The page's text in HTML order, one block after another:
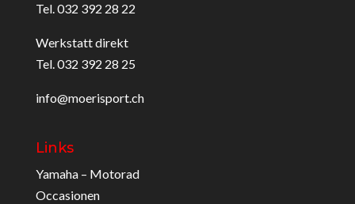
Tel. 032 392 28 22
Werkstatt direkt
Tel. 032 392 28 25
info@moerisport.ch
Links
Yamaha – Motorad
Occasionen